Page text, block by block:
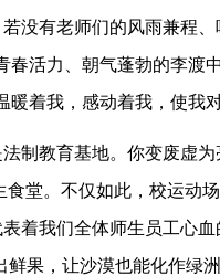
没有老师们的风雨兼程
活力、朝气蓬勃的李渡
着我，感动着我，使我
制教育基地。你变废虚
堂。不仅如此，校运动
着我们全体师生员工心
果，让沙漠也能化作绿